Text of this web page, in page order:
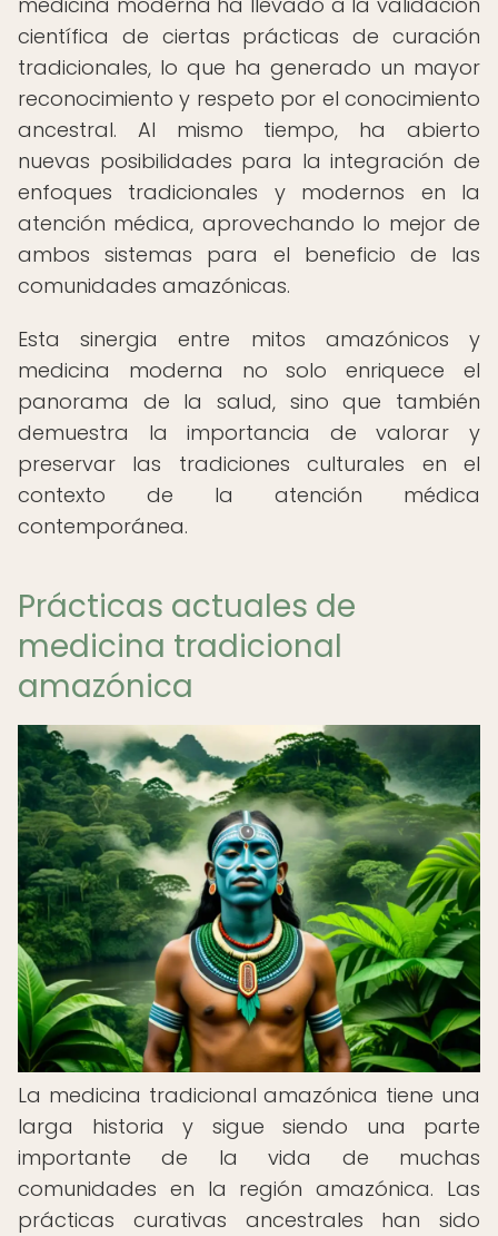
científica de ciertas prácticas de curación
tradicionales, lo que ha generado un mayor
reconocimiento y respeto por el conocimiento
ancestral. Al mismo tiempo, ha abierto
nuevas posibilidades para la integración de
enfoques tradicionales y modernos en la
atención médica, aprovechando lo mejor de
ambos sistemas para el beneficio de las
comunidades amazónicas.
Esta sinergia entre mitos amazónicos y
medicina moderna no solo enriquece el
panorama de la salud, sino que también
demuestra la importancia de valorar y
preservar las tradiciones culturales en el
contexto de la atención médica
contemporánea.
Prácticas actuales de
medicina tradicional
amazónica
La medicina tradicional amazónica tiene una
larga historia y sigue siendo una parte
importante de la vida de muchas
comunidades en la región amazónica. Las
prácticas curativas ancestrales han sido